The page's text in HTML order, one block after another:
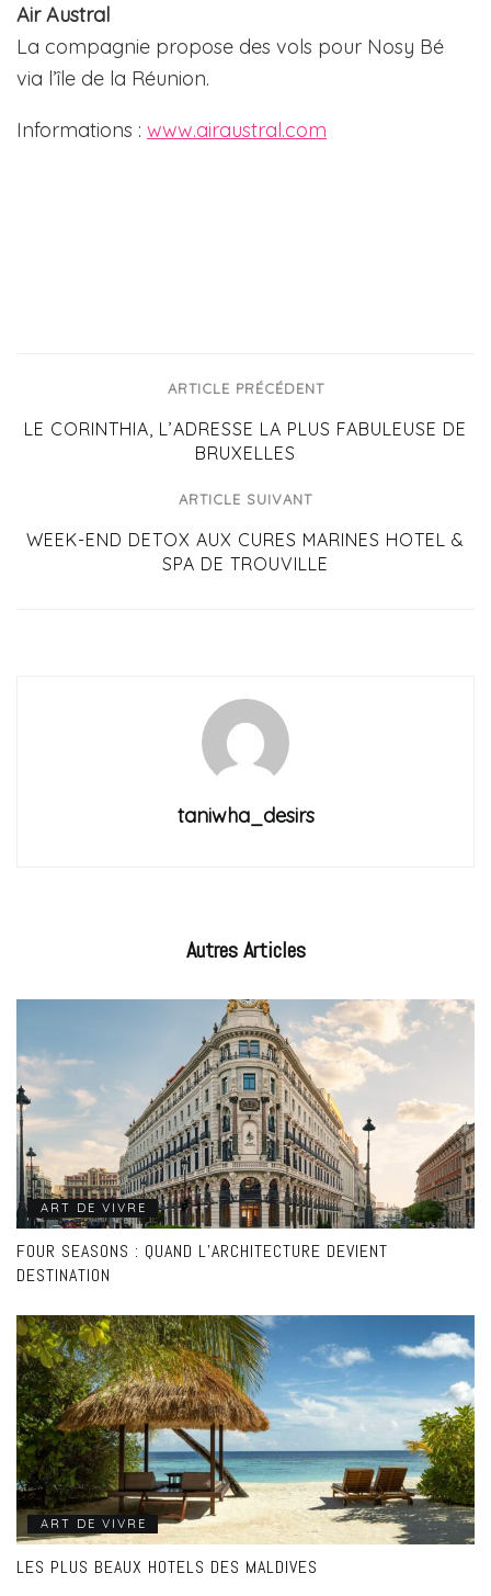
Air Austral
La compagnie propose des vols pour Nosy Bé
via l’île de la Réunion.
Informations : www.airaustral.com
ARTICLE PRÉCÉDENT
LE CORINTHIA, L’ADRESSE LA PLUS FABULEUSE DE
BRUXELLES
ARTICLE SUIVANT
WEEK-END DETOX AUX CURES MARINES HOTEL &
SPA DE TROUVILLE
taniwha_desirs
AutresArticles
ART DE VIVRE
FOUR SEASONS : QUAND L’ARCHITECTURE DEVIENT
DESTINATION
ART DE VIVRE
LES PLUS BEAUX HOTELS DES MALDIVES